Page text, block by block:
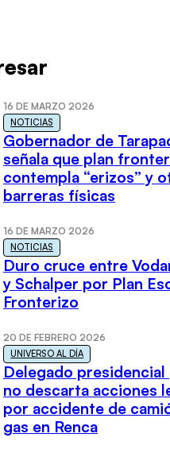
16 DE MARZO 2026
NOTICIAS
Gobernador de
señala que plan
contempla “erizos” y
barreras físicas
16 DE MARZO 2026
NOTICIAS
Duro cruce entre
y Schalper por Plan
Fronterizo
20 DE FEBRERO 2026
UNIVERSO AL DÍA
Delegado presidencial
no descarta acciones
por accidente de
gas en Renca